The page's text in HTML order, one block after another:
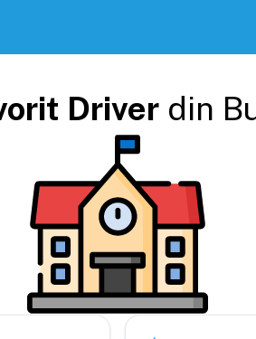
Driverdin